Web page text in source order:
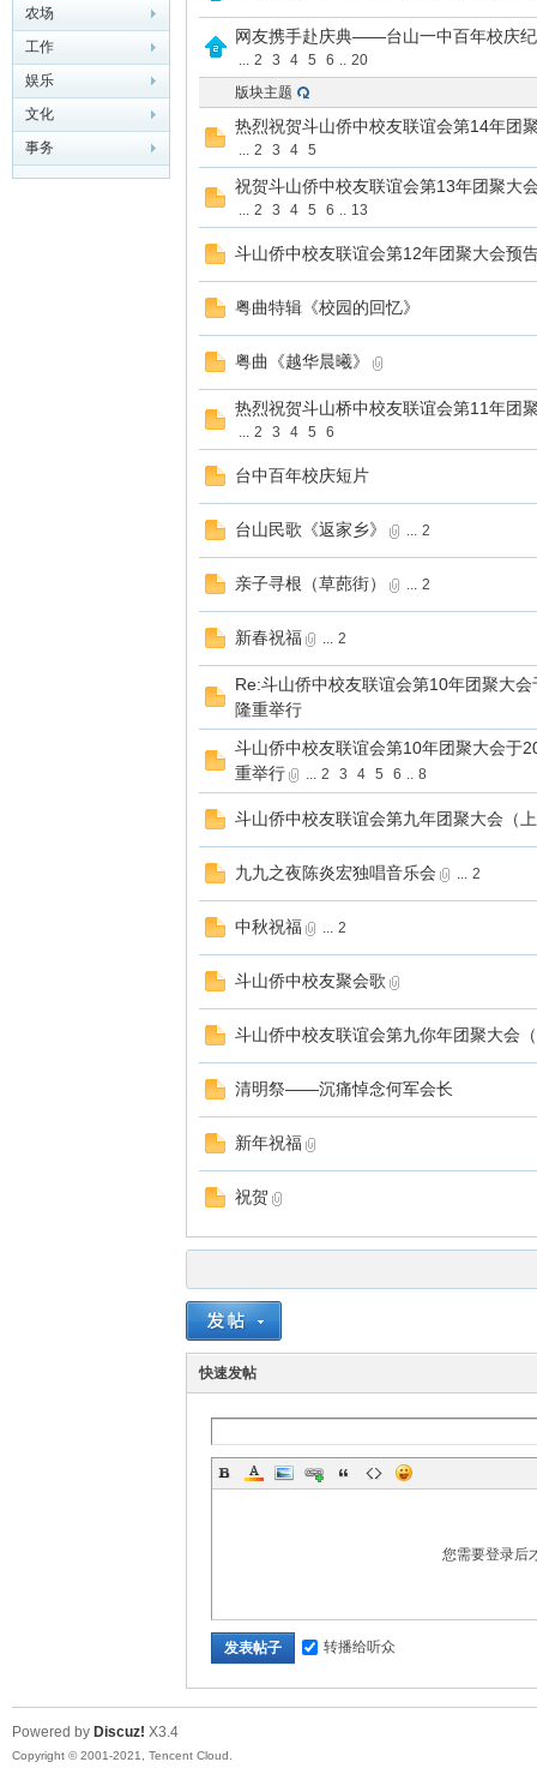
农场
工作
娱乐
文化
事务
网友携手赴庆典——台山一中百年校庆
... 2 3 4 5 6 .. 20
版块主题
热烈祝贺斗山侨中校友联谊会第14年团
... 2 3 4 5
祝贺斗山侨中校友联谊会第13年团聚大
... 2 3 4 5 6 .. 13
斗山侨中校友联谊会第12年团聚大会预
粤曲特辑《校园的回忆》
粤曲《越华晨曦》
热烈祝贺斗山桥中校友联谊会第11年团
... 2 3 4 5 6
台中百年校庆短片
台山民歌《返家乡》 ... 2
亲子寻根（草蓢街） ... 2
新春祝福 ... 2
Re:斗山侨中校友联谊会第10年团聚大
隆重举行
斗山侨中校友联谊会第10年团聚大会于
重举行
... 2 3 4 5 6 .. 8
斗山侨中校友联谊会第九年团聚大会（
九九之夜陈炎宏独唱音乐会 ... 2
中秋祝福 ... 2
斗山侨中校友聚会歌
斗山侨中校友联谊会第九你年团聚大会
清明祭——沉痛悼念何军会长
新年祝福
祝贺
快速发帖
您需要登录后
发表帖子 转播给听众
Powered by Discuz! X3.4
Copyright © 2001-2021, Tencent Cloud.